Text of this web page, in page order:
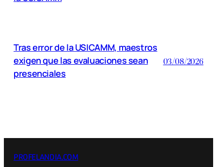
Tras error de la USICAMM, maestros
exigen que las evaluaciones sean
presenciales
03/08/2026
PROFELANDIA.COM